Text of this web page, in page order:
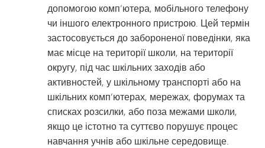
допомогою комп’ютера, мобільного телефону
чи іншого електронного пристрою. Цей термін
застосовується до забороненої поведінки, яка
має місце на території школи, на території
округу, під час шкільних заходів або
активностей, у шкільному транспорті або на
шкільних комп’ютерах, мережах, форумах та
списках розсилки, або поза межами школи,
якщо це істотно та суттєво порушує процес
навчання учнів або шкільне середовище.